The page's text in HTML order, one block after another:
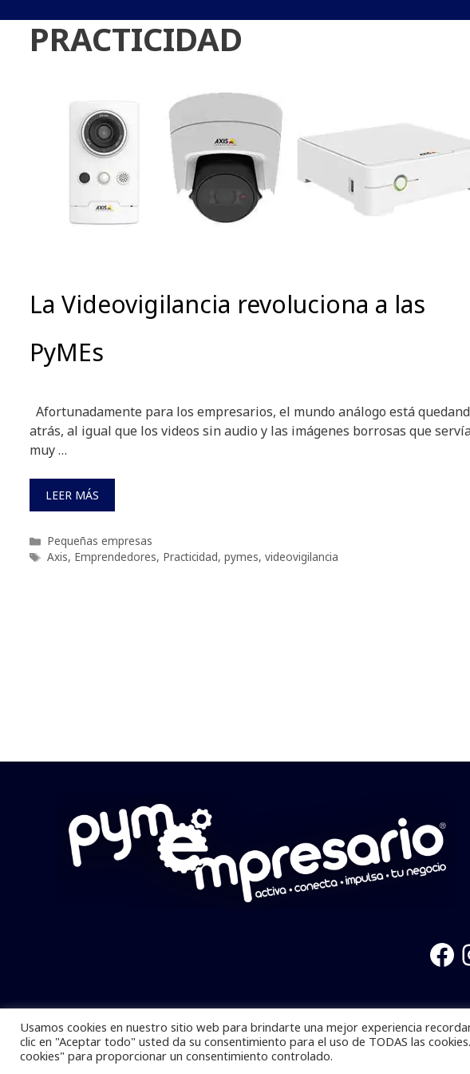
PRACTICIDAD
La Videovigilancia revoluciona a las
PyMEs
Afortunadamente para los empresarios, el mundo análogo está
atrás, al igual que los videos sin audio y las imágenes borrosas que
muy …
LEER MÁS
Categorías
Pequeñas empresas
Etiquetas
Axis, Emprendedores, Practicidad, pymes, videovigilancia
Pymempresario © 2025 Todos los derechos
Usamos cookies en nuestro sitio web para brindarte una mejor experiencia
clic en "Aceptar todo" usted da su consentimiento para el uso de TODAS las
cookies" para proporcionar un consentimiento controlado.